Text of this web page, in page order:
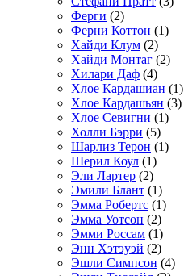
Ферги (2)
Ферни Коттон (1)
Хайди Клум (2)
Хайди Монтаг (2)
Хилари Даф (4)
Хлое Кардашиан (1)
Хлое Кардашьян (3)
Хлое Севигни (1)
Холли Бэрри (5)
Шарлиз Терон (1)
Шерил Коул (1)
Эли Лартер (2)
Эмили Блант (1)
Эмма Робертс (1)
Эмма Уотсон (2)
Эмми Россам (1)
Энн Хэтэуэй (2)
Эшли Симпсон (4)